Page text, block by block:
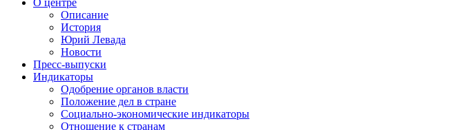
О центре
Описание
История
Юрий Левада
Новости
Пресс-выпуски
Индикаторы
Одобрение органов власти
Положение дел в стране
Социально-экономические индикаторы
Отношение к странам